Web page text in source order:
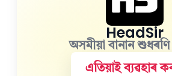
HeadSir
অসমীয়া বানান
এতিয়াই ব্যৱহাৰ